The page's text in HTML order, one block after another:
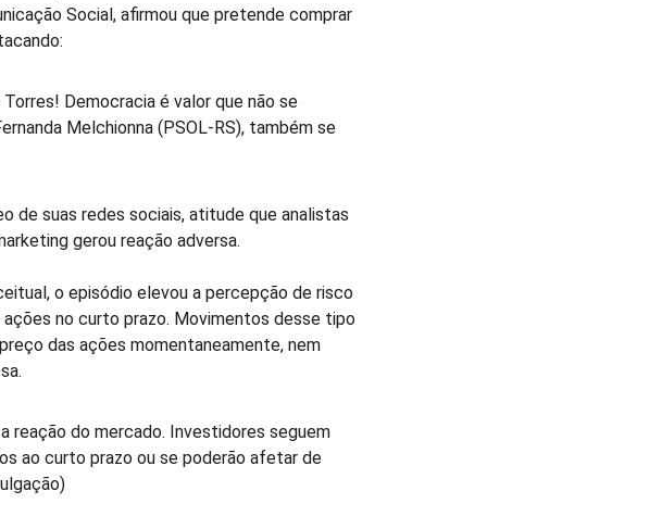
Social, afirmou que pretende comprar
Democracia é valor que não se
Melchionna (PSOL-RS), também se
de suas redes sociais, atitude que analistas
gerou reação adversa.
o episódio elevou a percepção de risco
no curto prazo. Movimentos desse tipo
das ações momentaneamente, nem
reação do mercado. Investidores seguem
ao curto prazo ou se poderão afetar de